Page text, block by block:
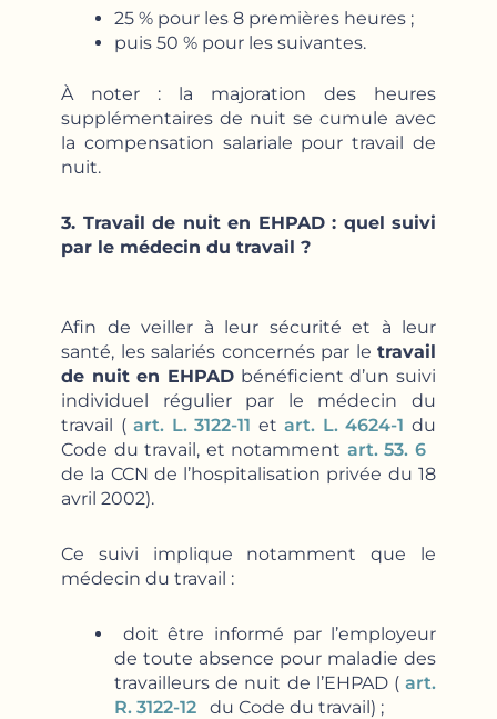
25 % pour les 8 premières heures ;
puis 50 % pour les suivantes.
À noter : la majoration des heures
supplémentaires de nuit se cumule avec
la compensation salariale pour travail de
nuit.
3. Travail de nuit en EHPAD : quel suivi
par le médecin du travail ?
Afin de veiller à leur sécurité et à leur
santé, les salariés concernés par le travail
de nuit en EHPAD bénéficient d’un suivi
individuel régulier par le médecin du
travail (art. L. 3122-11 etart. L. 4624-1du
Code du travail, et notamment art. 53. 6
de la CCN de l’hospitalisation privée du 18
avril 2002).
Ce suivi implique notamment que le
médecin du travail :
doit être informé par l’employeur
de toute absence pour maladie des
travailleurs de nuit de l’EHPAD ( art.
R. 3122-12
du Code du travail) ;